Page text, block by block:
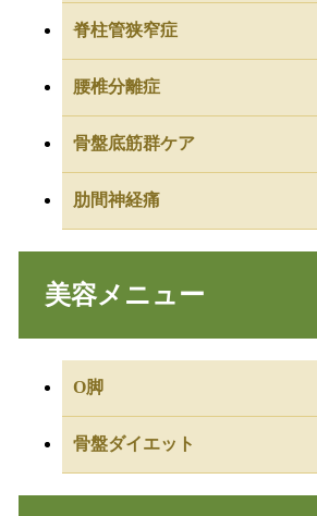
脊柱管狭窄症
腰椎分離症
骨盤底筋群ケア
肋間神経痛
美容メニュー
O脚
骨盤ダイエット